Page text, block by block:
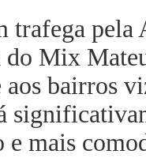
trafega pela
do Mix
bairros
mais